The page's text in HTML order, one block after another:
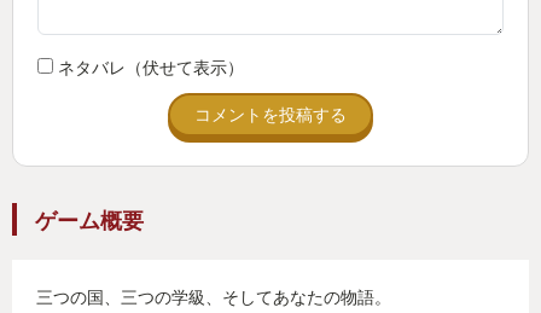
い、緊張した運用が求められるクラシックモード/次
回以降の戦闘でも運用できるカジュアルモードが用
意されている、それとは別に、敵の数や強さを３つ
の難易度から変更できる。難しすぎると感じた場
合、後者の難易度はゲーム中に下げることができ
る。
さらに、ゲーム中に詰みとなる手番をしてしまって
楽しみたいプレイヤーや、ストラテジーゲームの初
ネタバレ（伏せて表示）
コメントを投稿する
ゲーム概要
三つの国、三つの学級、そしてあなたの物語。